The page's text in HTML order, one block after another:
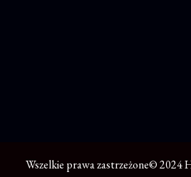
Wszelkie prawa zastrzeżone© 2024